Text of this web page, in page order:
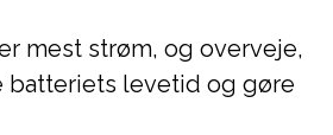
mest strøm, og overveje,
levetid og gøre